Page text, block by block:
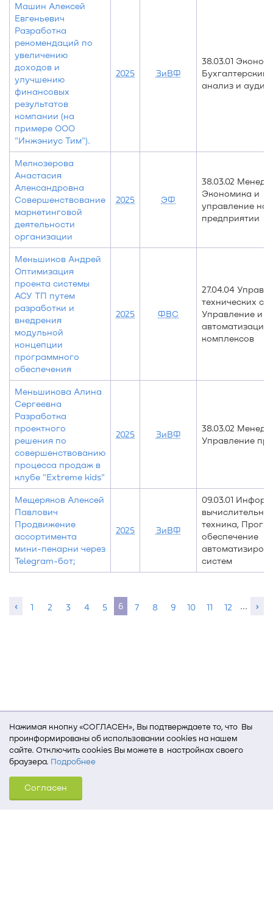
Нажимая кнопку «СОГЛАСЕН», Вы подтверждаете то, что Вы
проинформированы об использовании cookies на нашем
сайте. Отключить cookies Вы можете в настройках своего
браузера. Подробнее
Для того, чтобы мы могли качественно предоставить Вам
услуги, мы используем cookies, которые сохраняются
на Вашем компьютере (Сведения о местоположении; ip-адрес;
Согласен
Машин Алексей
Евгеньевич
Разработка
рекомендаций по
увеличению
доходов и
улучшению
финансовых
результатов
компании (на
примере ООО
"Инжэниус Тим").
2025 ЗиВФ
38.03.01
Бухгалтерский
анализ и аудит
Мелкозерова
Анастасия
Александровна
Совершенствование
маркетинговой
деятельности
организации
2025 ЭФ
38.03.02
Экономика и
управление на
предприятии
Меньшиков Андрей
Оптимизация
проекта системы
АСУ ТП путем
разработки и
внедрения
модульной
концепции
программного
обеспечения
2025 ФВС
27.04.04
технических
Управление и
автоматизация
комплексов
Меньшикова Алина
Сергеевна
Разработка
проектного
решения по
совершенствованию
процесса продаж в
клубе "Extreme kids"
2025 ЗиВФ
38.03.02
Управление
Мещеряков Алексей
Павлович
Продвижение
ассортимента
мини-пекарни через
Telegram-бот;
2025 ЗиВФ
09.03.01
техника,
обеспечение
систем
‹ 1 2 3 4 5 6 7 8 9 10 11 12 … ›